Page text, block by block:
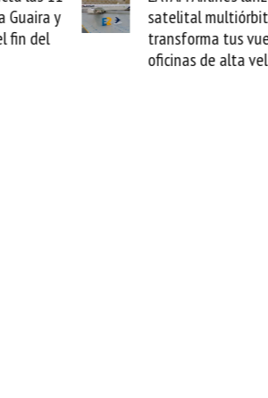
con SES
en
novedad
formato fácil de